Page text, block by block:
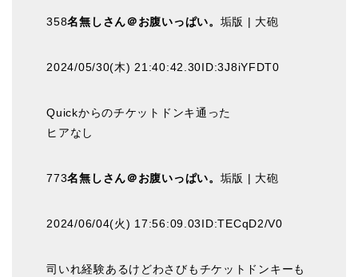
358名無しさん＠お腹いっぱい。 垢版 | 大砲
2024/05/30(木) 21:40:42.30ID:3J8iYFDT0
Quickからのチケットドンキ通った
ヒアなし
773名無しさん＠お腹いっぱい。 垢版 | 大砲
2024/06/04(火) 17:56:09.03ID:TECqD2/V0
司いれ経験あるけどわさびもチケットドンキーも